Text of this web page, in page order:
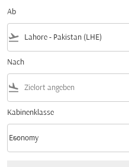
Ab
flight_takeoff
Nach
flight_land
Kabinenklasse
Kabinenklasse option Economy
Economy
keyboard_arrow_down